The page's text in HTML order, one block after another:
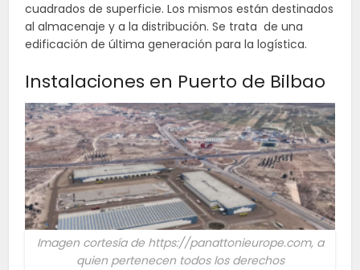
cuadrados de superficie. Los mismos están destinados
al almacenaje y a la distribución. Se trata de una
edificación de última generación para la logística.
Instalaciones en Puerto de Bilbao
Imagen cortesía de https://panattonieurope.com, a
quien pertenecen todos los derechos